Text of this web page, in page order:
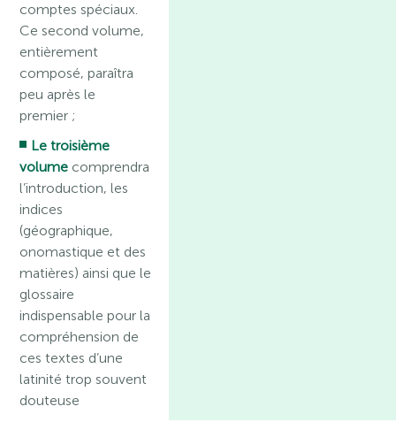
comptes spéciaux.
Ce second volume,
entièrement
composé, paraîtra
peu après le
premier ;
Le troisième
volume comprendra
l’introduction, les
indices
(géographique,
onomastique et des
matières) ainsi que le
glossaire
indispensable pour la
compréhension de
ces textes d’une
latinité trop souvent
douteuse